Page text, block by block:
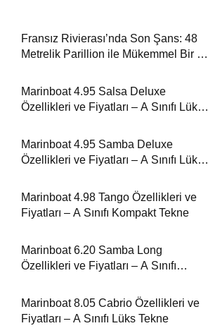
Fransız Rivierası’nda Son Şans: 48
Metrelik Parillion ile Mükemmel Bir Yat
Marinboat 4.95 Salsa Deluxe
Özellikleri ve Fiyatları – A Sınıfı Lüks
Marinboat 4.95 Samba Deluxe
Özellikleri ve Fiyatları – A Sınıfı Lüks
Marinboat 4.98 Tango Özellikleri ve
Fiyatları – A Sınıfı Kompakt Tekne
Marinboat 6.20 Samba Long
Özellikleri ve Fiyatları – A Sınıfı
Marinboat 8.05 Cabrio Özellikleri ve
Fiyatları – A Sınıfı Lüks Tekne